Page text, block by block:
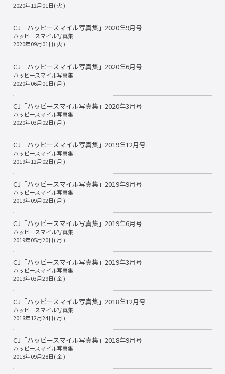
2020年12月01日( 火 )
CJ「ハッピースマイル写真集」2020年9月号
ハッピースマイル写真集
2020年09月01日( 火 )
CJ「ハッピースマイル写真集」2020年6月号
ハッピースマイル写真集
2020年06月01日( 月 )
CJ「ハッピースマイル写真集」2020年3月号
ハッピースマイル写真集
2020年03月02日( 月 )
CJ「ハッピースマイル写真集」2019年12月号
ハッピースマイル写真集
2019年12月02日( 月 )
CJ「ハッピースマイル写真集」2019年9月号
ハッピースマイル写真集
2019年09月02日( 月 )
CJ「ハッピースマイル写真集」2019年6月号
ハッピースマイル写真集
2019年05月20日( 月 )
CJ「ハッピースマイル写真集」2019年3月号
ハッピースマイル写真集
2019年03月29日( 金 )
CJ「ハッピースマイル写真集」2018年12月号
ハッピースマイル写真集
2018年12月24日( 月 )
CJ「ハッピースマイル写真集」2018年9月号
ハッピースマイル写真集
2018年09月28日( 金 )